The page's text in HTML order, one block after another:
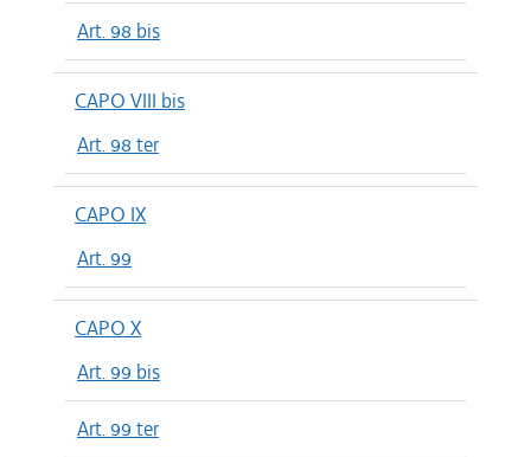
Art. 98 bis
CAPO VIII bis
Art. 98 ter
CAPO IX
Art. 99
CAPO X
Art. 99 bis
Art. 99 ter